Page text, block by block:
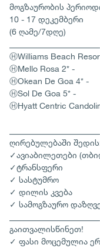
მოგზაურობის
10 - 17 დეკემბერი
(6 ღამე/7დღე)
ⒽWilliams Beach
ⒽMello Rosa 2* -
ⒽOkean De Goa 4* -
ⒽSol De Goa 5* -
ⒽHyatt Centric
ღირებულებაში
✓ავიაბილეთები
✓ტრანსფერი
✓ სასტუმრო
✓ დილის კვება
✓ სამოგზაურო
გაითვალისწინეთ!
✓ ფასი მოცემულია